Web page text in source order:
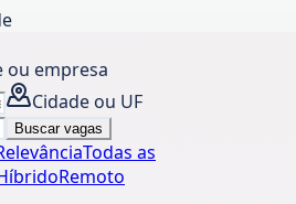
ou empresa
Cidade ou UF
Buscar vagas
Todas as
Remoto